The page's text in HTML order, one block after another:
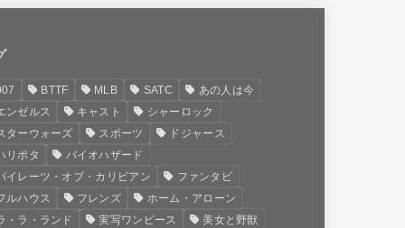
BTTF MLB SATC
あの人は今
ンゼルス
キャスト
シャーロック
ターウォーズ
スポーツ
ドジャース
リポタ
バイオハザード
イレーツ・オブ・カリビアン
ファンタビ
ルハウス
フレンズ
ホーム・アローン
・ラ・ランド
実写ワンピース 美女と野獣